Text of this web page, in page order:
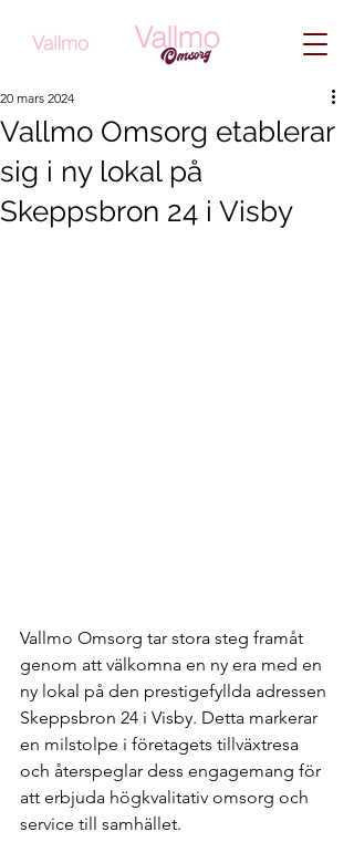
Vallmo Omsorg etablerar
sig i ny lokal på
Skeppsbron 24 i Visby
20 mars 2024
Vallmo Omsorg tar stora steg framåt
genom att välkomna en ny era med en
ny lokal på den prestigefyllda adressen
Skeppsbron 24 i Visby. Detta markerar
en milstolpe i företagets tillväxtresa
och återspeglar dess engagemang för
att erbjuda högkvalitativ omsorg och
service till samhället.